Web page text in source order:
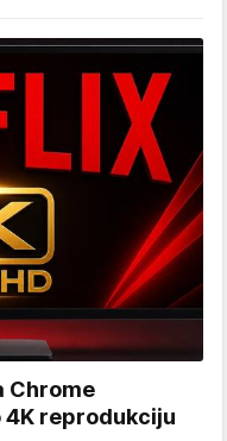
Chrome
reprodukciju